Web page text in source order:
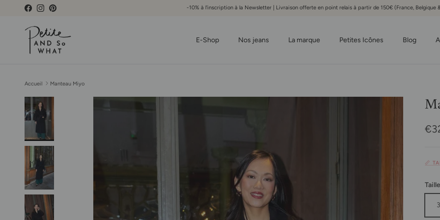
Aller au contenu
FacebookInstagramPinterest -10% à l'inscription à la Newsletter | Livraison offerte en point relais à partir de 150€ (France, Belgique
E-Shop Nos jeans La marque Petites Icônes Blog
Accueil Manteau Miyo
Passer aux informations produits
📏
Taille